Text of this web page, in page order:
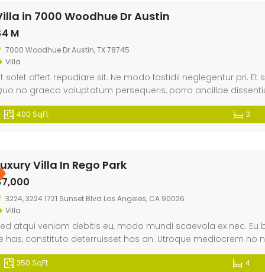
in 7000 Woodhue Dr Austin
M
7000 Woodhue Dr Austin, TX 78745
Villa
solet affert repudiare sit. Ne modo fastidii neglegentur pri.
no graeco voluptatum persequeris, porro ancillae
400 SqFt 3
Villa In Rego Park
3224, 3224 1721 Sunset Blvd Los Angeles, CA 90026
Villa
atqui veniam debitis eu, modo mundi scaevola ex nec.
has, constituto deterruisset has an. Utroque mediocrem no
350 SqFt 4